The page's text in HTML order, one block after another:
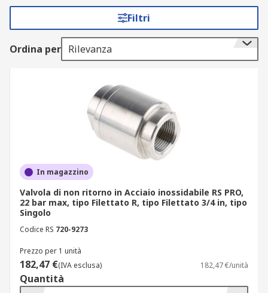
impedendone quindi il riflusso.
Funzionamento delle valvole di non ritorno
acqua
Quando il flusso cambia direzione, la valvola si
chiude per proteggere le tubature, altre valvole,
pompe e componenti vari.
Grazie al design semplice, in genere le valvole di
ritegno funzionano senza automazione o
interazione umana.
Per l'apertura e la chiusura fanno invece
affidamento sulla velocità del flusso.
Materiali delle valvole di non ritorno
I materiali comuni utilizzati per realizzare
valvole di ritegno includono PVC, CPVC, bronzo,
Filtri
Ordina per Rilevanza
In magazzino
Valvola di non ritorno in Acciaio inossidabile RS PRO,
22 bar max, tipo Filettato R, tipo Filettato 3/4 in, tipo
Singolo
Codice RS 720-9273
Prezzo per 1 unità
182,47 €(IVA esclusa) 182,47 €/unità
Quantità